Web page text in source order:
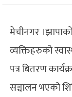
मेचीनगर
व्यक्तिहरुको
पत्र बितरण
सञ्चालन भएको